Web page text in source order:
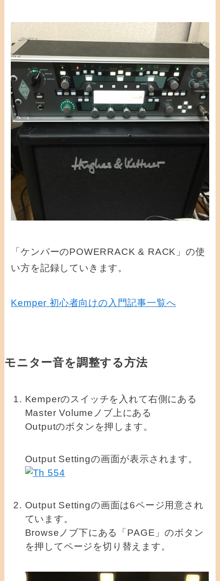
「ケンパーのPOWERRACK & RACK」の使
い方を記録していきます。
Kemper 初心者向けの入門記事一覧へ
モニター音を調整する方法
Kemperのスイッチを入れて右側にある
Master Volumeノブ上にある
Outputのボタンを押します。
Output Settingの画面が表示されます。
Output Settingの画面は6ページ用意され
ています。
Browseノブ下にある「PAGE」のボタン
を押してページを切り替えます。